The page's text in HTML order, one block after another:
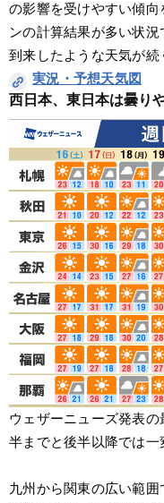
の影響を受けやすい傾
ンの計算結果が多い状
到来したような天気が続
実況・予想天気図
西日本、東日本は曇り
ウェザーニューズ発表
半までと後半以降では一
九州から関東の広い範囲